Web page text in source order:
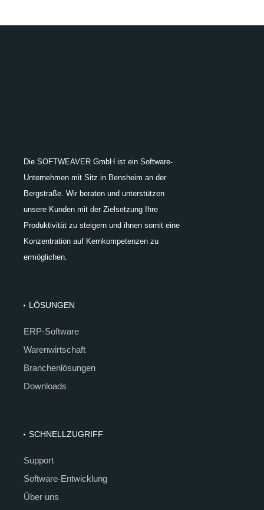
Die SOFTWEAVER GmbH ist ein Software-
Unternehmen mit Sitz in Bensheim an der
Bergstraße. Wir beraten und unterstützen
unsere Kunden mit der Zielsetzung Ihre
Produktivität zu steigern und ihnen somit eine
Konzentration auf Kernkompetenzen zu
ermöglichen.
LÖSUNGEN
ERP-Software
Warenwirtschaft
Branchenlösungen
Downloads
SCHNELLZUGRIFF
Support
Software-Entwicklung
Über uns